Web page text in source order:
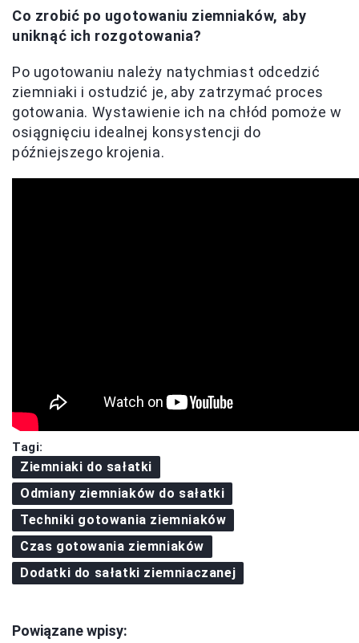
Co zrobić po ugotowaniu ziemniaków, aby
uniknąć ich rozgotowania?
Po ugotowaniu należy natychmiast odcedzić
ziemniaki i ostudzić je, aby zatrzymać proces
gotowania. Wystawienie ich na chłód pomoże w
osiągnięciu idealnej konsystencji do
późniejszego krojenia.
Tagi:
Ziemniaki do sałatki
Odmiany ziemniaków do sałatki
Techniki gotowania ziemniaków
Czas gotowania ziemniaków
Dodatki do sałatki ziemniaczanej
Powiązane wpisy: